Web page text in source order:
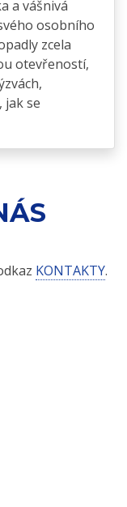
a vášnivá
osobního
zcela
otevřeností,
jak se
KONTAKTY.